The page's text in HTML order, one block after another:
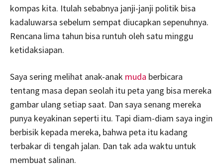
kompas kita. Itulah sebabnya janji-janji politik bisa
kadaluwarsa sebelum sempat diucapkan sepenuhnya.
Rencana lima tahun bisa runtuh oleh satu minggu
ketidaksiapan.
Saya sering melihat anak-anak muda berbicara
tentang masa depan seolah itu peta yang bisa mereka
gambar ulang setiap saat. Dan saya senang mereka
punya keyakinan seperti itu. Tapi diam-diam saya ingin
berbisik kepada mereka, bahwa peta itu kadang
terbakar di tengah jalan. Dan tak ada waktu untuk
membuat salinan.